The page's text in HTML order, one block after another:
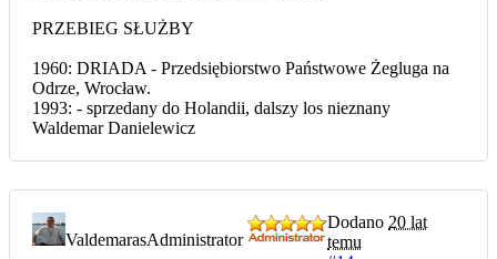
PRZEBIEG SŁUŻBY
1960: DRIADA - Przedsiębiorstwo Państwowe Żegluga na
Odrze, Wrocław.
1993: - sprzedany do Holandii, dalszy los nieznany
Waldemar Danielewicz
ValdemarasAdministrator
Dodano 20 lat
temu